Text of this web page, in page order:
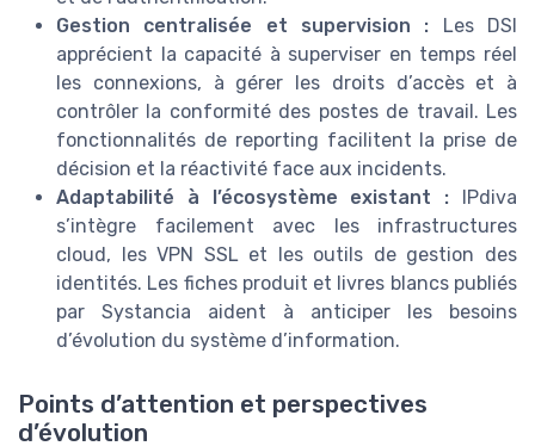
Gestion centralisée et supervision : Les DSI
apprécient la capacité à superviser en temps réel
les connexions, à gérer les droits d’accès et à
contrôler la conformité des postes de travail. Les
fonctionnalités de reporting facilitent la prise de
décision et la réactivité face aux incidents.
Adaptabilité à l’écosystème existant : IPdiva
s’intègre facilement avec les infrastructures
cloud, les VPN SSL et les outils de gestion des
identités. Les fiches produit et livres blancs publiés
par Systancia aident à anticiper les besoins
d’évolution du système d’information.
Points d’attention et perspectives
d’évolution